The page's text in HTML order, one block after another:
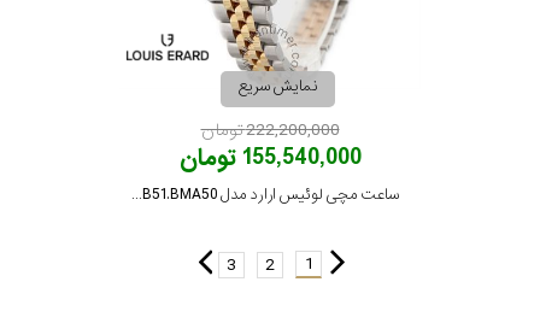
نمایش سریع
222,200,000 تومان
155,540,000 تومان
ساعت مچی لوئیس ارارد مدل 20100AB51.BMA50
1
2
3